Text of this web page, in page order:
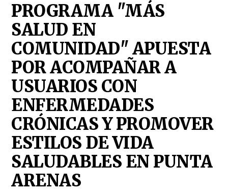
PROGRAMA "MÁS
SALUD EN
COMUNIDAD" APUESTA
POR ACOMPAÑAR A
USUARIOS CON
ENFERMEDADES
CRÓNICAS Y PROMOVER
ESTILOS DE VIDA
SALUDABLES EN PUNTA
ARENAS